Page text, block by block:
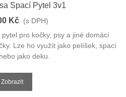
Spací Pytel 3v1
Kč (s DPH)
pytel pro kočky, psy a jiné domácí
Lze ho využít jako pelíšek, spací
jako deku.
Zobrazit